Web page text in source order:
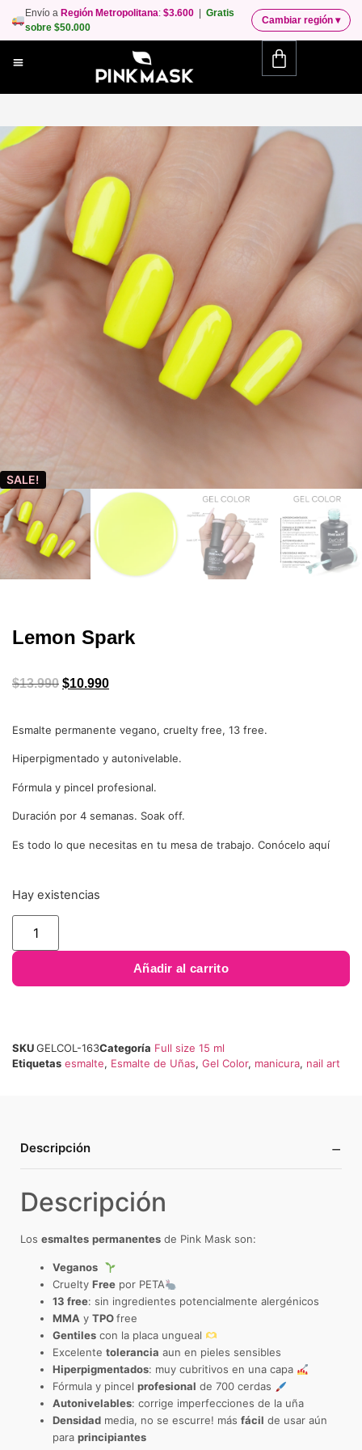
Envío a Región Metropolitana:$3.600 |Gratis
sobre $50.000
Cambiar región ▾
SALE!
Lemon Spark
$13.990 $10.990
Esmalte permanente vegano, cruelty free, 13 free.
Hiperpigmentado y autonivelable.
Fórmula y pincel profesional.
Duración por 4 semanas. Soak off.
Es todo lo que necesitas en tu mesa de trabajo. Conócelo aquí
Hay existencias
Añadir al carrito
SKUGELCOL-163Categoría Full size 15 ml
Etiquetas esmalte, Esmalte de Uñas, Gel Color, manicura, nail art
Descripción −
Descripción
Los esmaltes permanentes de Pink Mask son:
Veganos
Cruelty Free por PETA
13 free: sin ingredientes potencialmente alergénicos
MMA y TPOfree
Gentiles con la placa ungueal
Excelente tolerancia aun en pieles sensibles
Hiperpigmentados: muy cubritivos en una capa
Fórmula y pincel profesional de 700 cerdas
Autonivelables: corrige imperfecciones de la uña
Densidad media, no se escurre! más fácil de usar aún
para principiantes